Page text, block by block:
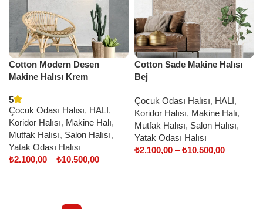
Cotton Modern Desen
Makine Halısı Krem
5
Çocuk Odası Halısı, HALI,
Koridor Halısı, Makine Halı,
Mutfak Halısı, Salon Halısı,
Yatak Odası Halısı
₺2.100,00 –₺10.500,00
Cotton Sade Makine Halısı
Bej
Çocuk Odası Halısı, HALI,
Koridor Halısı, Makine Halı,
Mutfak Halısı, Salon Halısı,
Yatak Odası Halısı
₺2.100,00 –₺10.500,00